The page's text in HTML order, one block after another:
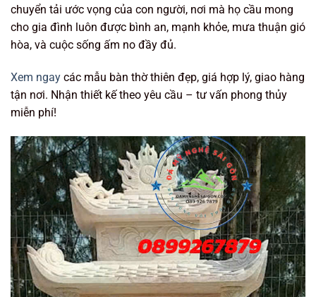
chuyển tải ước vọng của con người, nơi mà họ cầu mong
cho gia đình luôn được bình an, mạnh khỏe, mưa thuận gió
hòa, và cuộc sống ấm no đầy đủ.
Xem ngay các mẫu bàn thờ thiên đẹp, giá hợp lý, giao hàng
tận nơi. Nhận thiết kế theo yêu cầu – tư vấn phong thủy
miễn phí!